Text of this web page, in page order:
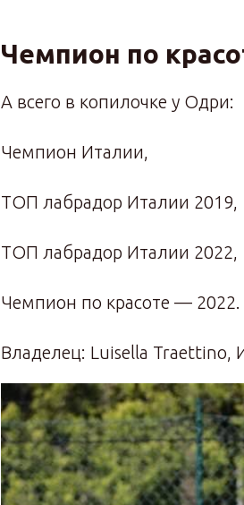
Чемпион по
А всего в копилочке у Одри:
Чемпион Италии,
ТОП лабрадор Италии 2019,
ТОП лабрадор Италии 2022,
Чемпион по красоте — 2022.
Владелец: Luisella Traettino,